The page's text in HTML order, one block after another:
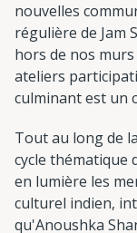
nouvelles
régulière de Jam
hors de nos
ateliers
culminant est un
Tout au long de
cycle thématique
en lumière les
culturel indien,
qu'Anoushka